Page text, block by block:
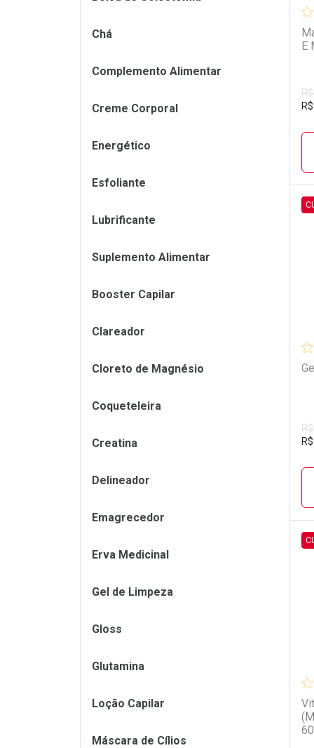
E
R$
R$
Chá
Complemento Alimentar
Creme Corporal
Energético
Esfoliante
Lubrificante
Suplemento Alimentar
Booster Capilar
Clareador
Cloreto de Magnésio
Coqueteleira
Creatina
Delineador
Emagrecedor
Erva Medicinal
Gel de Limpeza
Gloss
Glutamina
Loção Capilar
Máscara de Cílios